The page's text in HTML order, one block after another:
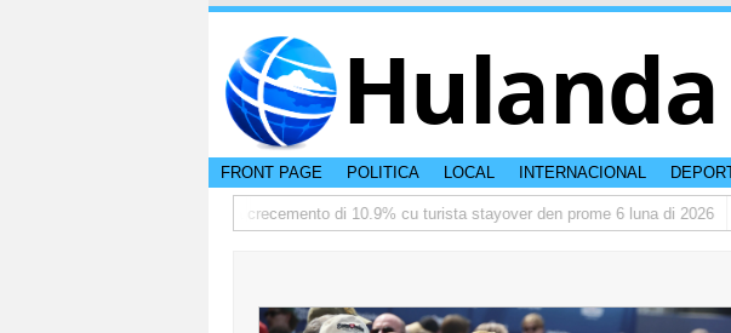
Hulanda
FRONT PAGE POLITICA LOCAL INTERNACIONAL
TTW:Aruba ta registra crecemento di 10.9% cu turista stayover den prome 6 luna di 2026